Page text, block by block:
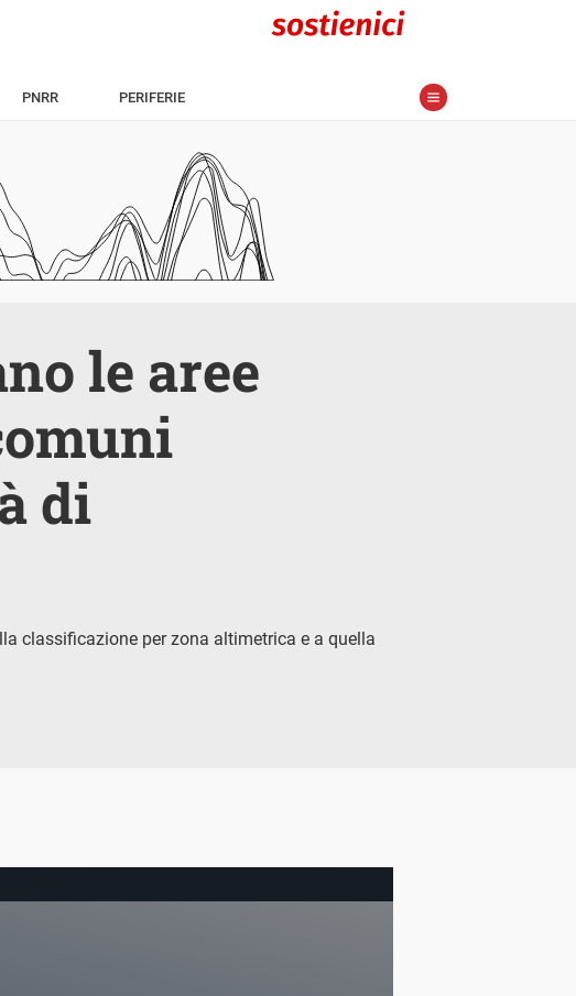
PNRR PERIFERIE
le aree
di
classificazione per zona altimetrica e a quella